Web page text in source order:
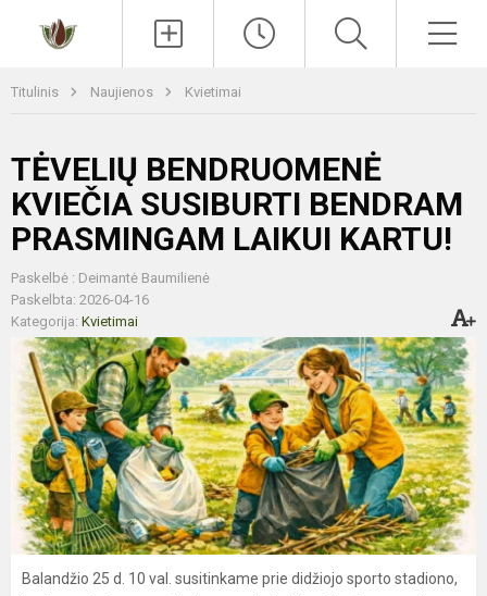
Titulinis Naujienos Kvietimai
TĖVELIŲ BENDRUOMENĖ
KVIEČIA SUSIBURTI BENDRAM
PRASMINGAM LAIKUI KARTU!
Paskelbė : Deimantė Baumilienė
Paskelbta: 2026-04-16
Kategorija: Kvietimai
Balandžio 25 d. 10 val. susitinkame prie didžiojo sporto stadiono,